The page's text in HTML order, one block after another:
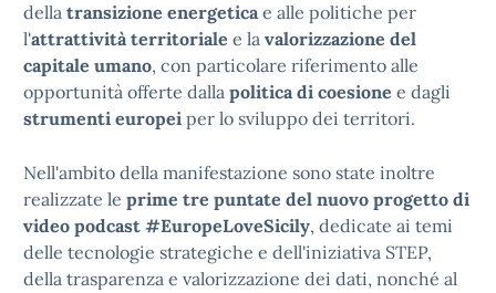
della transizione energeticae alle politiche per
l'attrattività territoriale e la valorizzazione del
capitale umano, con particolare riferimento alle
opportunità offerte dalla politica di coesione e dagli
strumenti europei per lo sviluppo dei territori.
Nell'ambito della manifestazione sono state inoltre
realizzate le prime tre puntate del nuovo progetto di
video podcast #EuropeLoveSicily, dedicate ai temi
delle tecnologie strategiche e dell'iniziativa STEP,
della trasparenza e valorizzazione dei dati, nonché al